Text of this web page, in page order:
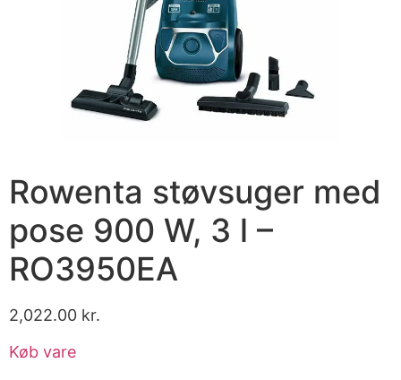
Rowenta støvsuger med
pose 900 W, 3 l –
RO3950EA
2,022.00 kr.
Køb vare